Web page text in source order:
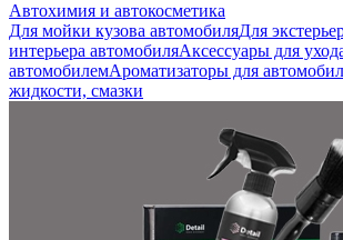
Автохимия и автокосметика
Для мойки кузова автомобиляДля
интерьера автомобиляАксессуары для
автомобилемАроматизаторы для
жидкости, смазки